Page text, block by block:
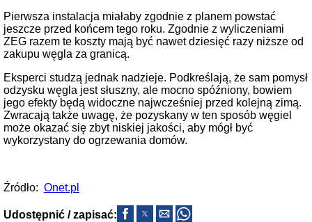
Pierwsza instalacja miałaby zgodnie z planem powstać
jeszcze przed końcem tego roku. Zgodnie z wyliczeniami
ZEG razem te koszty mają być nawet dziesięć razy niższe od
zakupu węgla za granicą.
Eksperci studzą jednak nadzieje. Podkreślają, że sam pomysł
odzysku węgla jest słuszny, ale mocno spóźniony, bowiem
jego efekty będą widoczne najwcześniej przed kolejną zimą.
Zwracają także uwagę, że pozyskany w ten sposób węgiel
może okazać się zbyt niskiej jakości, aby mógł być
wykorzystany do ogrzewania domów.
Źródło: Onet.pl
Udostępnić / zapisać: